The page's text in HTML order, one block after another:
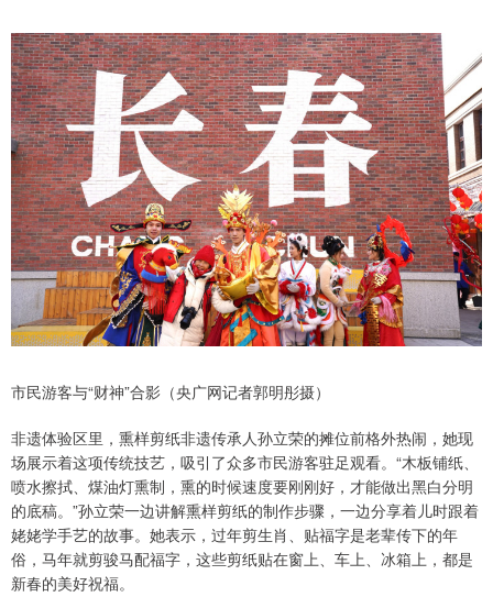
市民游客与“财神”合影（央广网记者郭明彤摄）
非遗体验区里，熏样剪纸非遗传承人孙立荣的摊位前格外热闹，她现
场展示着这项传统技艺，吸引了众多市民游客驻足观看。“木板铺纸、
喷水擦拭、煤油灯熏制，熏的时候速度要刚刚好，才能做出黑白分明
的底稿。”孙立荣一边讲解熏样剪纸的制作步骤，一边分享着儿时跟着
姥姥学手艺的故事。她表示，过年剪生肖、贴福字是老辈传下的年
俗，马年就剪骏马配福字，这些剪纸贴在窗上、车上、冰箱上，都是
新春的美好祝福。